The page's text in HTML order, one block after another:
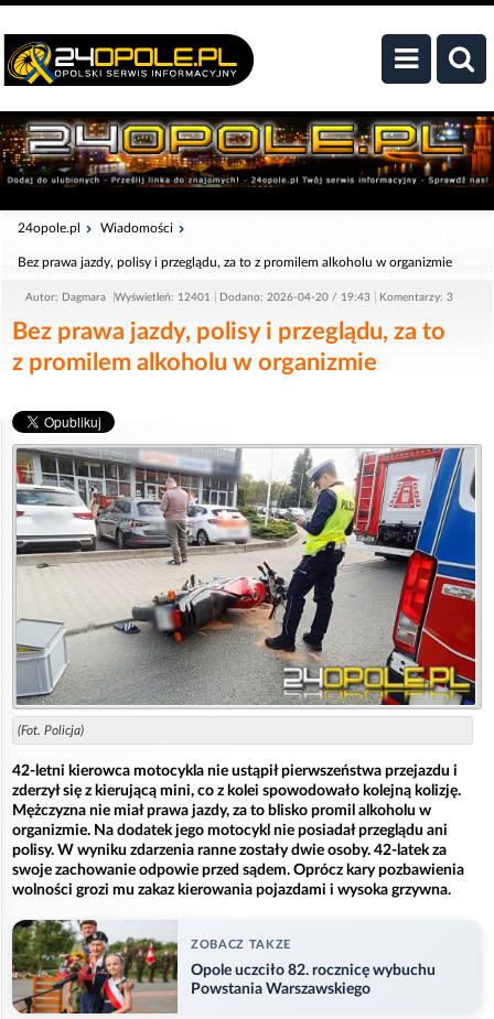
24opole.pl Wiadomości
Bez prawa jazdy, polisy i przeglądu, za to z promilem alkoholu w organizmie
Autor: Dagmara Wyświetleń: 12401 Dodano: 2026-04-20 / 19:43 Komentarzy: 3
Bez prawa jazdy, polisy i przeglądu, za to
z promilem alkoholu w organizmie
(Fot. Policja)
42-letni kierowca motocykla nie ustąpił pierwszeństwa przejazdu i
zderzył się z kierującą mini, co z kolei spowodowało kolejną kolizję.
Mężczyzna nie miał prawa jazdy, za to blisko promil alkoholu w
organizmie. Na dodatek jego motocykl nie posiadał przeglądu ani
polisy. W wyniku zdarzenia ranne zostały dwie osoby. 42-latek za
swoje zachowanie odpowie przed sądem. Oprócz kary pozbawienia
wolności grozi mu zakaz kierowania pojazdami i wysoka grzywna.
ZOBACZ TAKZE
Opole uczciło 82. rocznicę wybuchu
Powstania Warszawskiego